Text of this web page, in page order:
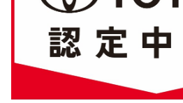
2026-05-14
新型ランドクルーザー”FJ” 発表
冒険の数だけ、自分仕様に育っていく。
新型ランドクルーザー”FJ”は茨城トヨタから。